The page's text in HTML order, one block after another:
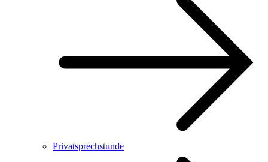
Privatsprechstunde